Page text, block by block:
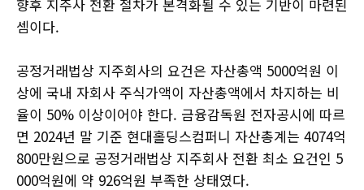
향후 지주사 전환 절차가 본격화될 수 있는 기반이 마련된
셈이다.
공정거래법상 지주회사의 요건은 자산총액 5000억원 이
상에 국내 자회사 주식가액이 자산총액에서 차지하는 비
율이 50% 이상이어야 한다. 금융감독원 전자공시에 따르
면 2024년 말 기준 현대홀딩스컴퍼니 자산총계는 4074억
800만원으로 공정거래법상 지주회사 전환 최소 요건인 5
000억원에 약 926억원 부족한 상태였다.